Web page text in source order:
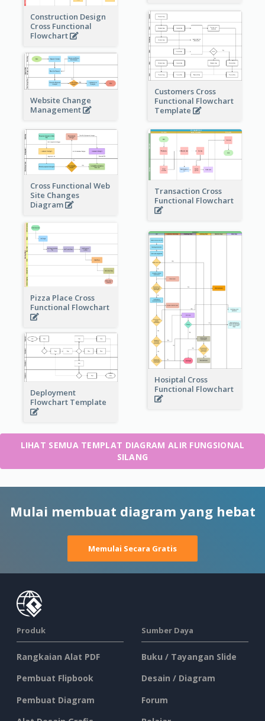
Construction Design
Cross Functional
Flowchart
Customers Cross
Functional Flowchart
Template
Website Change
Management
Cross Functional Web
Site Changes
Diagram
Transaction Cross
Functional Flowchart
Pizza Place Cross
Functional Flowchart
Hosiptal Cross
Functional Flowchart
Deployment
Flowchart Template
LIHAT SEMUA TEMPLAT DIAGRAM ALIR FUNGSIONAL
SILANG
Mulai membuat diagram yang hebat
Memulai Secara Gratis
Produk
Rangkaian Alat PDF
Pembuat Flipbook
Pembuat Diagram
Sumber Daya
Buku / Tayangan Slide
Desain / Diagram
Forum